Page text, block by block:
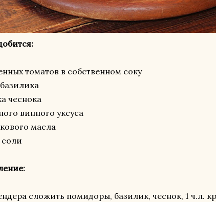
томатов в собственном соку
чеснока
винного уксуса
масла
соли
сложить помидоры, базилик, чеснок, 1 ч.л.